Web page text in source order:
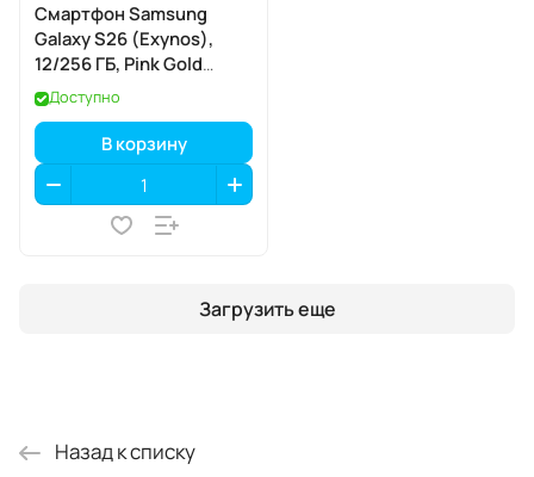
Смартфон Samsung
Galaxy S26 (Exynos),
12/256 ГБ, Pink Gold
(розовое золото)
Доступно
В корзину
Загрузить еще
Назад к списку